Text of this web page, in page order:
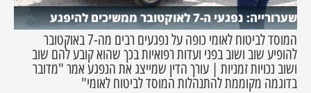
שערורייה: נפגעי ה-7 לאוקטובר ממשיכים להיפגע
המוסד לביטוח לאומי כופה על נפגעים רבים מה-7 באוקטובר
להופיע שוב ושוב בפני ועדות רפואיות בכך שהוא קובע להם שוב
ושוב נכויות זמניות | עורך הדין שמייצג את הנפגע אמר "מדובר
בדוגמה מקוממת להתנהלות המוסד לביטוח לאומי"